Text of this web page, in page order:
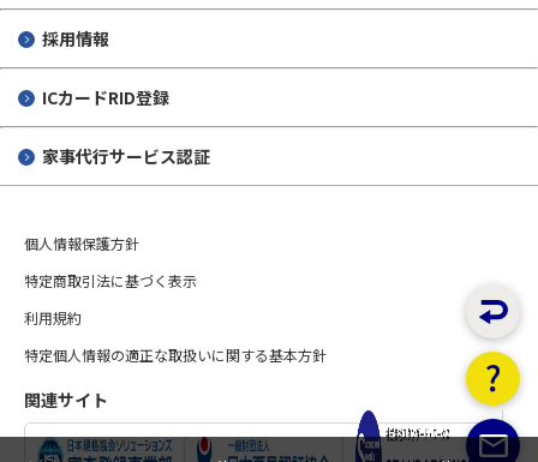
採用情報
ICカードRID登録
家事代行サービス認証
個人情報保護方針
特定商取引法に基づく表示
利用規約
特定個人情報の適正な取扱いに関する基本方針
関連サイト